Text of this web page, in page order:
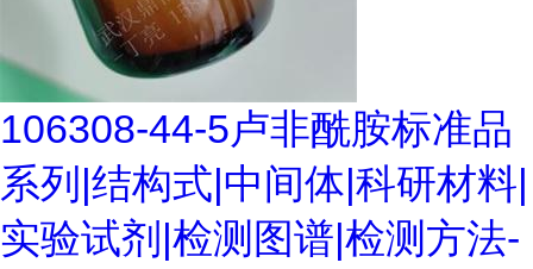
106308-44-5卢非酰胺标准品
系列|结构式|中间体|科研材料|
实验试剂|检测图谱|检测方法-